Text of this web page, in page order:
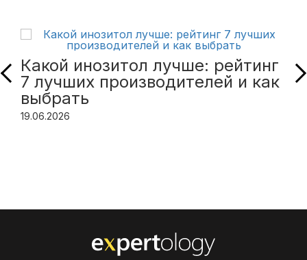
Какой инозитол лучше: рейтинг
7 лучших производителей и как
выбрать
19.06.2026